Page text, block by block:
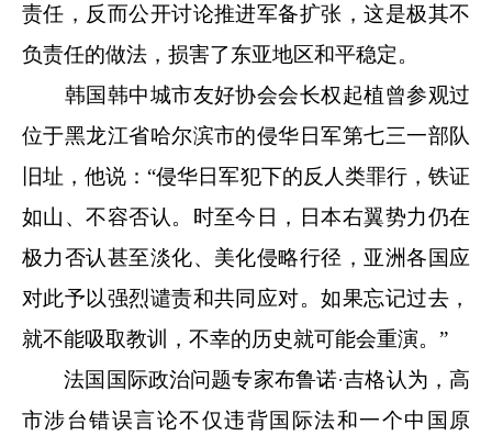
责任，反而公开讨论推进军备扩张，这是极其不
负责任的做法，损害了东亚地区和平稳定。
韩国韩中城市友好协会会长权起植曾参观过
位于黑龙江省哈尔滨市的侵华日军第七三一部队
旧址，他说：“侵华日军犯下的反人类罪行，铁证
如山、不容否认。时至今日，日本右翼势力仍在
极力否认甚至淡化、美化侵略行径，亚洲各国应
对此予以强烈谴责和共同应对。如果忘记过去，
就不能吸取教训，不幸的历史就可能会重演。”
法国国际政治问题专家布鲁诺·吉格认为，高
市涉台错误言论不仅违背国际法和一个中国原